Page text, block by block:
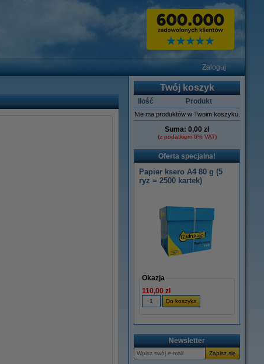
Zaloguj
Twój koszyk
Ilość Produkt
Nie ma produktów w Twoim koszyku.
Suma: 0,00 zł
(z podatkiem 0% VAT)
Oferta specjalna!
Papier ksero A4 80 g (5
ryz = 2500 kartek)
Okazja
110,00 zł
Newsletter